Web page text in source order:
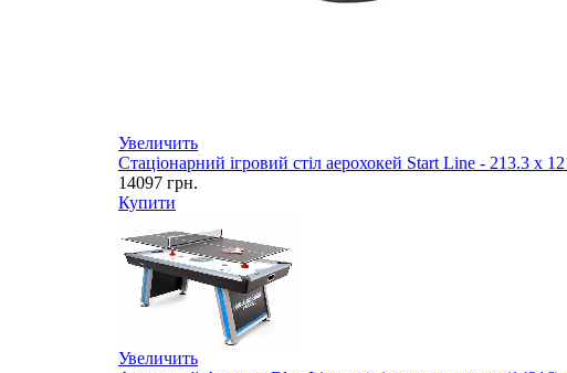
Увеличить
Стаціонарний ігровий стіл аерохокей Start Line - 213.3 х
14097 грн.
Купити
Увеличить